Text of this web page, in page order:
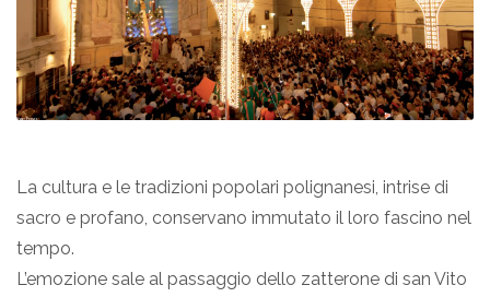
La cultura e le tradizioni popolari polignanesi, intrise di
sacro e profano, conservano immutato il loro fascino nel
tempo.
L’emozione sale al passaggio dello zatterone di san Vito